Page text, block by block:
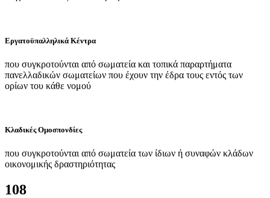
Εργατοϋπαλληλικά Κέντρα
που συγκροτούνται από σωματεία και τοπικά παραρτήματα
πανελλαδικών σωματείων που έχουν την έδρα τους εντός των
ορίων του κάθε νομού
Κλαδικές Ομοσπονδίες
που συγκροτούνται από σωματεία των ίδιων ή συναφών κλάδων
οικονομικής δραστηριότητας
108